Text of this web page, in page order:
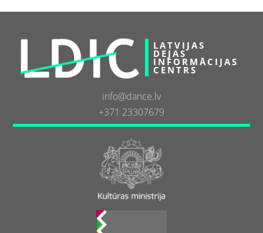
LATVIJAS
DEJAS
INFORMĀCIJAS
CENTRS
info@dance.lv
+371 23307679